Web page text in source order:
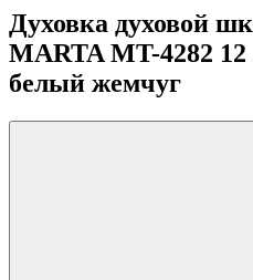
Духовка духовой
MARTA MT-4282 12
белый жемчуг